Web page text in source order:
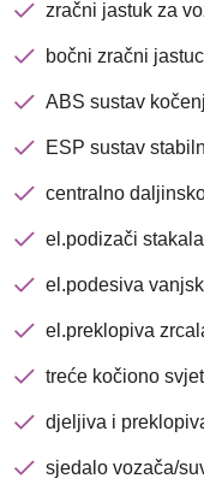
zračni jastuk za
bočni zračni
ABS sustav
ESP sustav
centralno
el.podizači stakala
el.podesiva
el.preklopiva
treće kočiono
djeljiva i
sjedalo vozača/